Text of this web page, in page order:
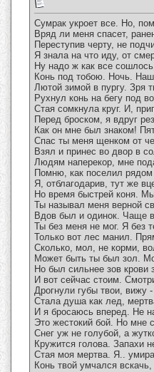
Сумрак укроет все. Но,
Вряд ли меня спасет,
Переступив черту, не
Я знала на что иду, от
Ну надо ж как все
Конь под тобою. Ночь.
Лютой зимой в пургу. Зря
Рухнул конь на бегу под
Стая сомкнула круг. И,
Перед броском, я вдруг
Как он мне был знаком!
Спас ты меня щенком от
Взял и принес во двор в
Людям наперекор, мне
Помню, как поселил
Я, отблагодарив, тут же
Но время быстрей коня.
Ты называл меня верной
Вдов был и одинок. Чаще
Ты без меня не мог. Я без
Только вот лес манил.
Сколько, мол, не корми,
Может быть ты был зол.
Но был сильнее зов крови
И вот сейчас стоим.
Дрогнули губы твои, вижу -
Стала душа как лед,
И я бросаюсь вперед. Не
Это жестокий бой. Но мне
Снег уж не голубой, а
Кружится голова. Запахи
Стая моя мертва. Я..
Конь твой умчался